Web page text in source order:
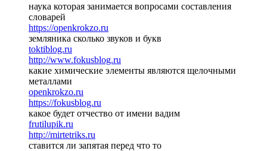
наука которая занимается вопросами составления
словарей
https://openkrokzo.ru
земляника сколько звуков и букв
toktiblog.ru
http://www.fokusblog.ru
какие химические элементы являются щелочными
металлами
openkrokzo.ru
https://fokusblog.ru
какое будет отчество от имени вадим
frutilupik.ru
http://mirtetriks.ru
ставится ли запятая перед что то